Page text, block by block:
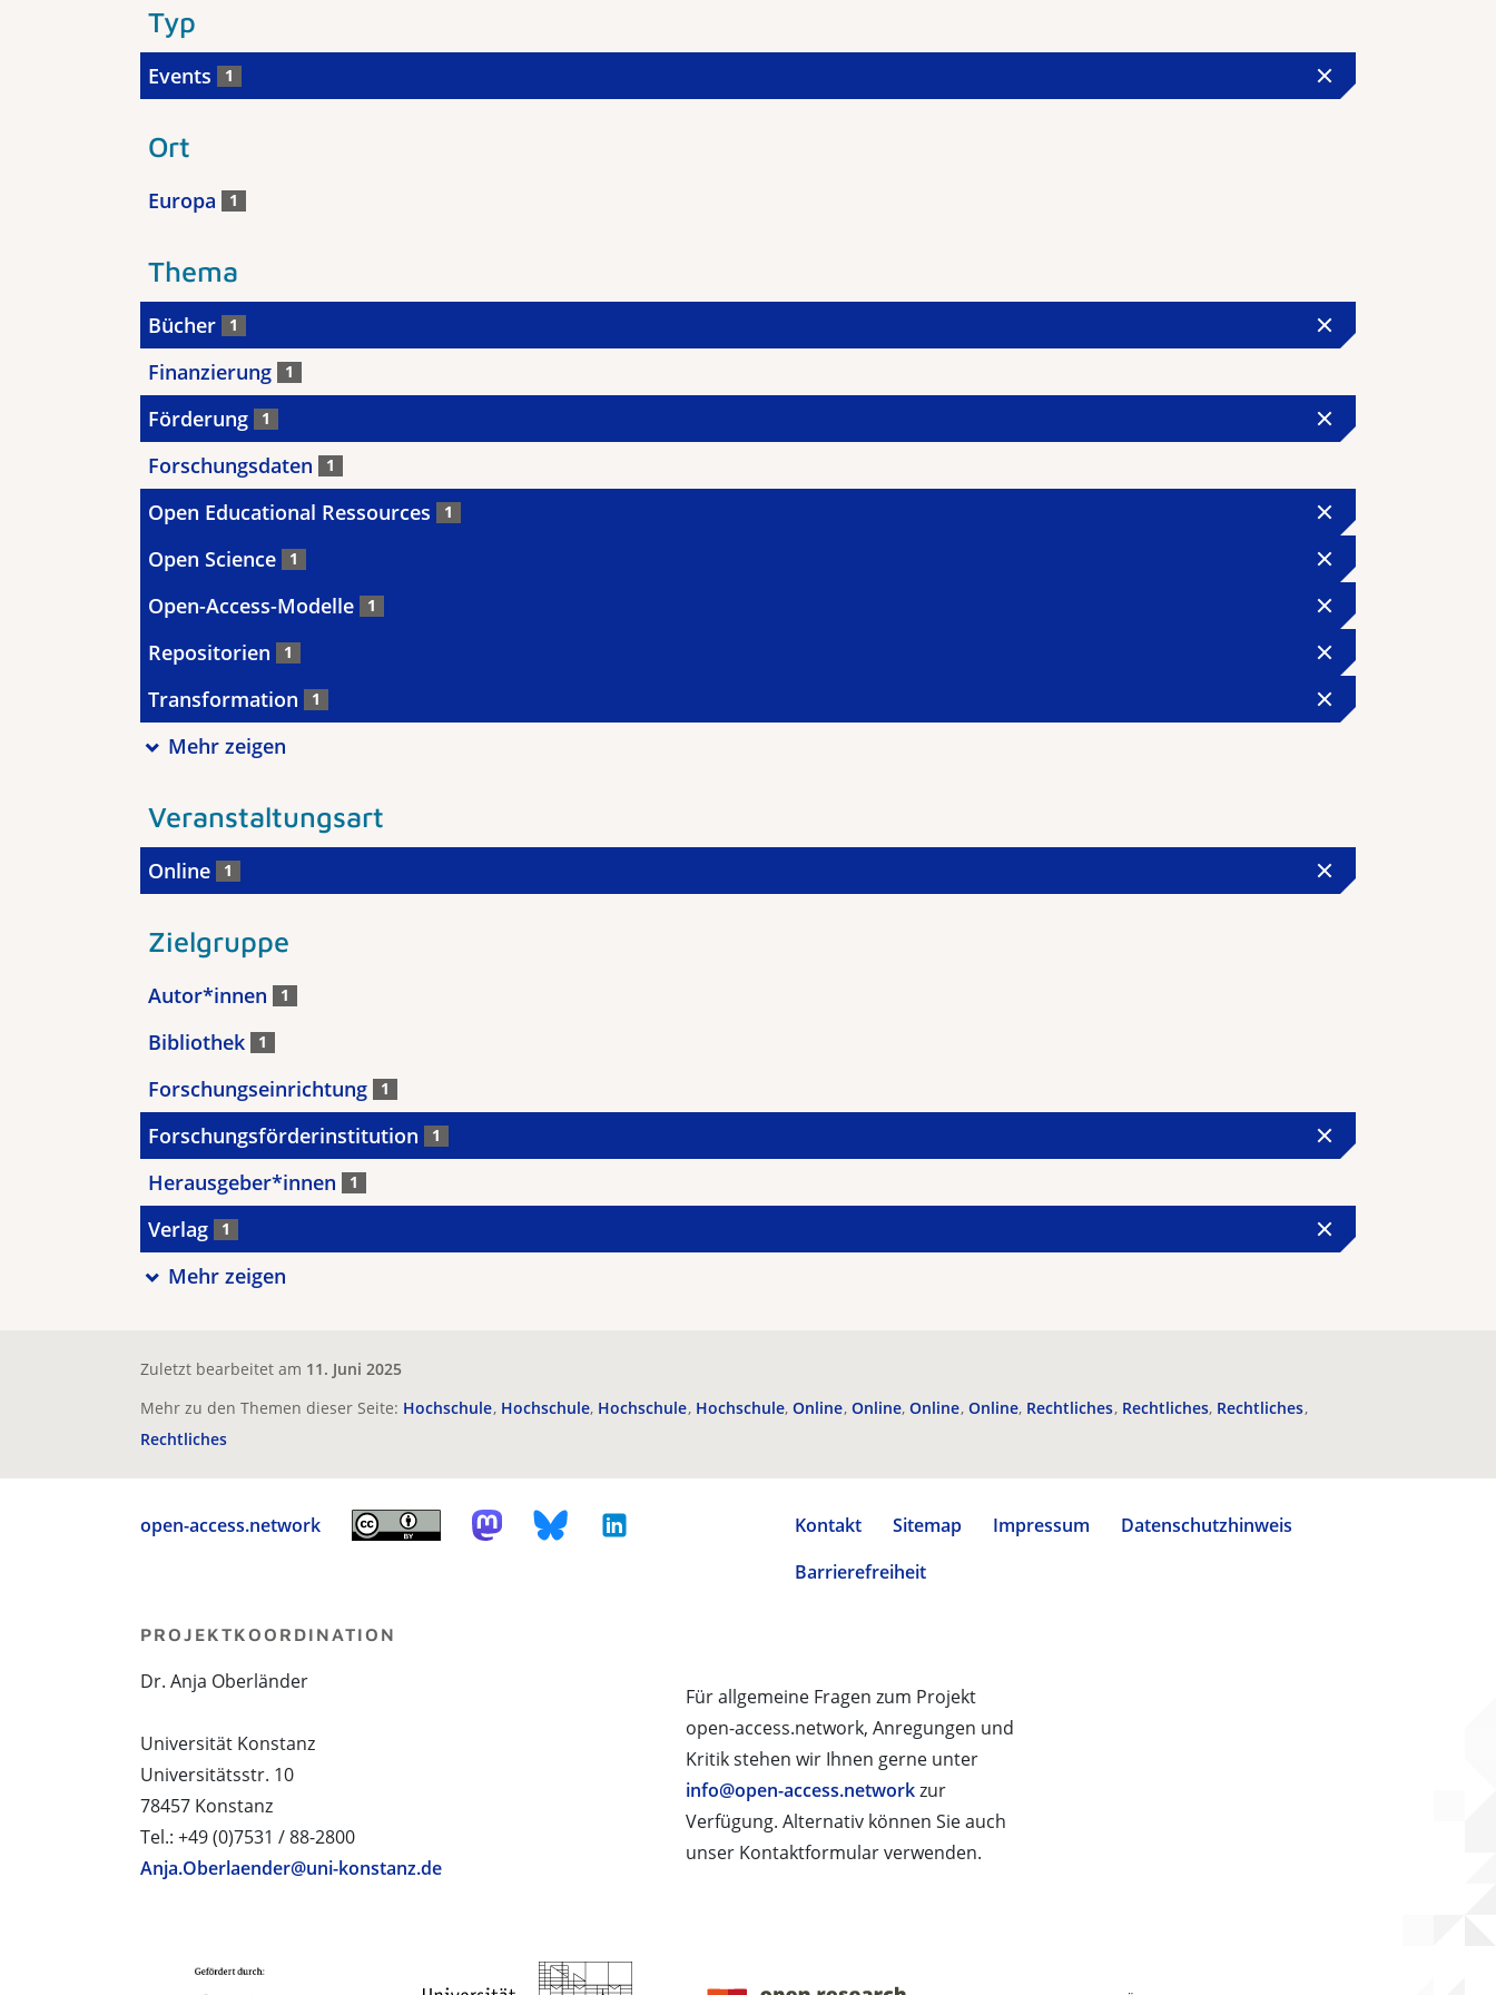
Typ
Events 1
Ort
Europa 1
Thema
Bücher 1
Finanzierung 1
Förderung 1
Forschungsdaten 1
Open Educational Ressources 1
Open Science 1
Open-Access-Modelle 1
Repositorien 1
Transformation 1
Mehr zeigen
Veranstaltungsart
Online 1
Zielgruppe
Autor*innen 1
Bibliothek 1
Forschungseinrichtung 1
Forschungsförderinstitution 1
Herausgeber*innen 1
Verlag 1
Mehr zeigen
Zuletzt bearbeitet am 11. Juni 2025
Mehr zu den Themen dieser Seite: Hochschule Hochschule Hochschule Hochschule Online Online Online Online Rechtliches Rechtliches Rechtliches
Rechtliches
open-access.network Kontakt Sitemap Impressum
Datenschutzhinweis
Barrierefreiheit
Für allgemeine Fragen zum Projekt
open-access.network, Anregungen und
Kritik stehen wir Ihnen gerne unter
info@open-access.networkzur
Verfügung. Alternativ können Sie auch
unser Kontaktformular verwenden.
PROJEKTKOORDINATION
Dr. Anja Oberländer
Universität Konstanz
Universitätsstr. 10
78457 Konstanz
Tel.: +49 (0)7531 / 88-2800
Anja.Oberlaender@uni-konstanz.de